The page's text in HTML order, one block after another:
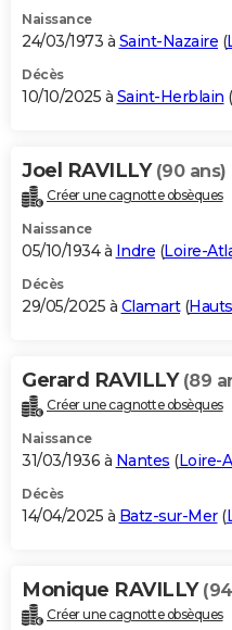
Dictionnaire
Biographies
Citations
Expressions
Proverbes
PROGRAMME TV
S'inscrire
Se connecter
Lycées
Collèges
Primaires
Universités
Entreprises
Service militaire
Avis de recherche
AVIS DE DÉCÈS
Bricolage
Lifestyle
Culture
Sport
Auto
Television
Voyage
Cinema
Naissance
24/03/1973 à Saint-Nazaire (
Décès
10/10/2025 à Saint-Herblain (
Joel RAVILLY (90 ans)
Créer une cagnotte obsèques
Naissance
05/10/1934 à Indre (Loire-
Décès
29/05/2025 à Clamart(
Gerard RAVILLY (89
Créer une cagnotte obsèques
Naissance
31/03/1936 à Nantes (Loire-
Décès
14/04/2025 à Batz-sur-Mer(
Monique RAVILLY
Créer une cagnotte obsèques